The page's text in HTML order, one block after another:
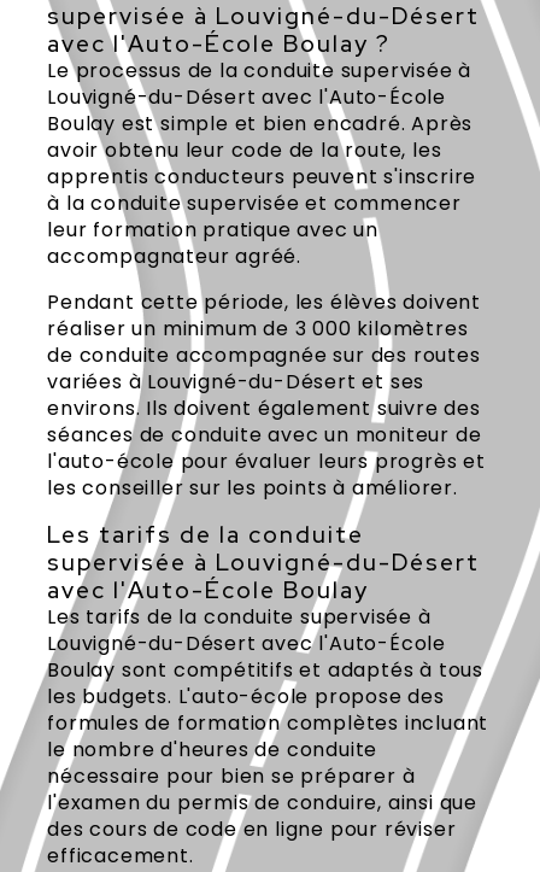
supervisée à Louvigné-du-Désert
avec l'Auto-École Boulay ?
Le processus de la conduite supervisée à
Louvigné-du-Désert avec l'Auto-École
Boulay est simple et bien encadré. Après
avoir obtenu leur code de la route, les
apprentis conducteurs peuvent s'inscrire
à la conduite supervisée et commencer
leur formation pratique avec un
accompagnateur agréé.
Pendant cette période, les élèves doivent
réaliser un minimum de 3 000 kilomètres
de conduite accompagnée sur des routes
variées à Louvigné-du-Désert et ses
environs. Ils doivent également suivre des
séances de conduite avec un moniteur de
l'auto-école pour évaluer leurs progrès et
les conseiller sur les points à améliorer.
Les tarifs de la conduite
supervisée à Louvigné-du-Désert
avec l'Auto-École Boulay
Les tarifs de la conduite supervisée à
Louvigné-du-Désert avec l'Auto-École
Boulay sont compétitifs et adaptés à tous
les budgets. L'auto-école propose des
formules de formation complètes incluant
le nombre d'heures de conduite
nécessaire pour bien se préparer à
l'examen du permis de conduire, ainsi que
des cours de code en ligne pour réviser
efficacement.